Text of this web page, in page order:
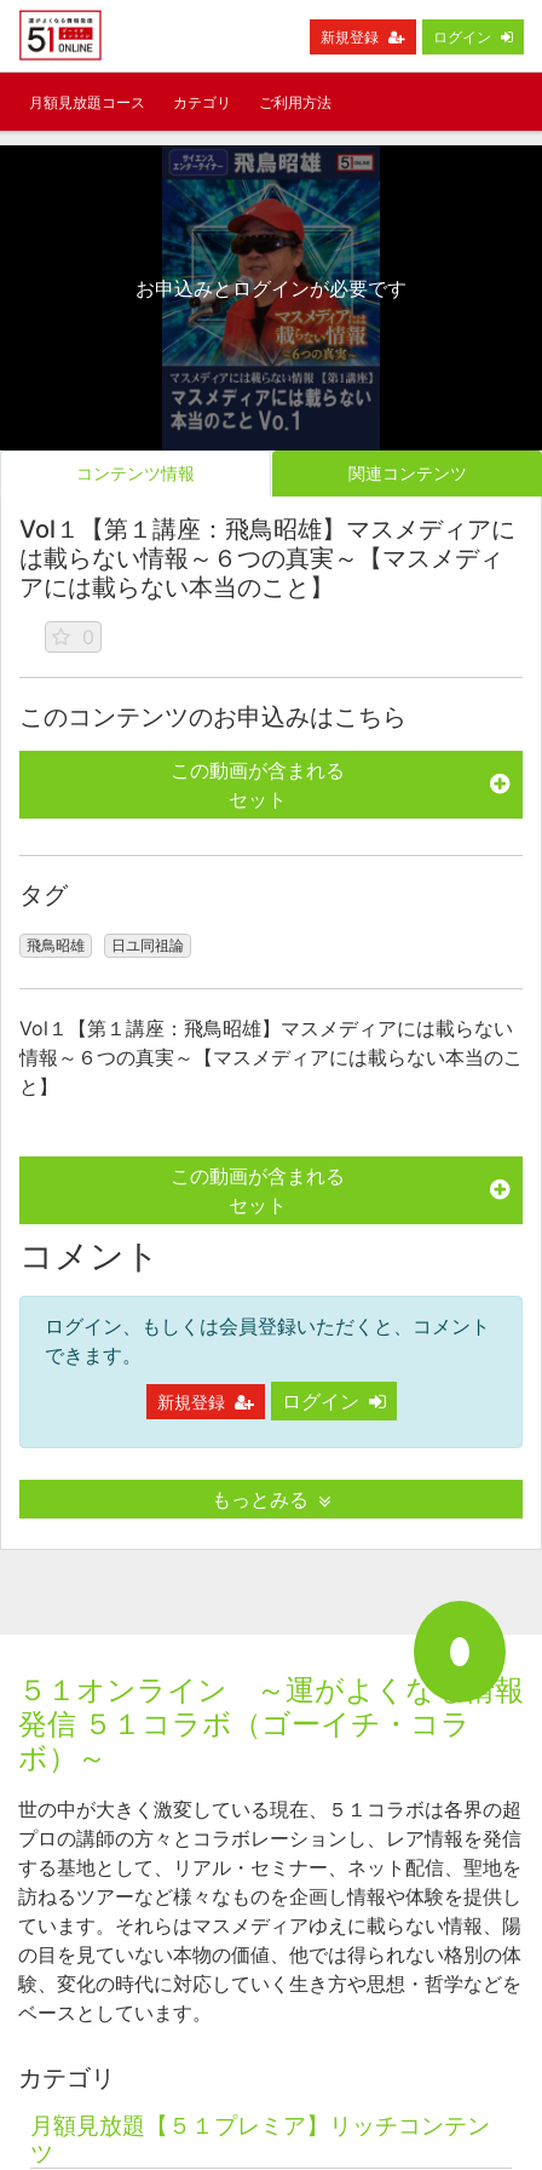
新規登録 ログイン
月額見放題コース カテゴリ ご利用方法
お申込みとログインが必要です
コンテンツ情報 関連コンテンツ
Vol１【第１講座：飛鳥昭雄】マスメディアに
は載らない情報～６つの真実～【マスメディ
アには載らない本当のこと】
0
このコンテンツのお申込みはこちら
この動画が含まれる
セット
タグ
飛鳥昭雄 日ユ同祖論
Vol１【第１講座：飛鳥昭雄】マスメディアには載らない
情報～６つの真実～【マスメディアには載らない本当のこ
と】
この動画が含まれる
セット
コメント
ログイン、もしくは会員登録いただくと、コメント
できます。
新規登録 ログイン
もっとみる
５１オンライン ～運がよくなる情報
発信 ５１コラボ（ゴーイチ・コラ
ボ）～
世の中が大きく激変している現在、５１コラボは各界の超
プロの講師の方々とコラボレーションし、レア情報を発信
する基地として、リアル・セミナー、ネット配信、聖地を
訪ねるツアーなど様々なものを企画し情報や体験を提供し
ています。それらはマスメディアゆえに載らない情報、陽
の目を見ていない本物の価値、他では得られない格別の体
験、変化の時代に対応していく生き方や思想・哲学などを
ベースとしています。
カテゴリ
月額見放題【５１プレミア】リッチコンテン
ツ